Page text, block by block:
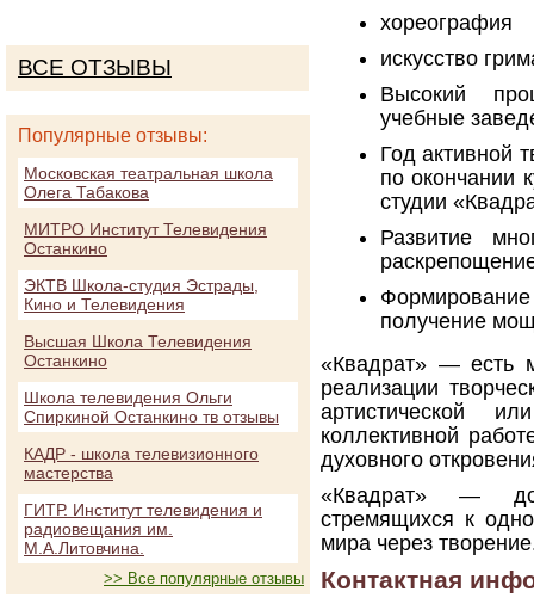
хореография
искусство
Высокий
учебные
Год активной
по окончании
студии
Развитие
получение
«Квадрат» — есть
реализации
артистической
коллективной
духовного
«Квадрат» —
стремящихся к
мира через
Контактная
ВСЕ ОТЗЫВЫ
Популярные отзывы:
Московская театральная школа
Олега Табакова
МИТРО Институт Телевидения
Останкино
ЭКТВ Школа-студия Эстрады,
Кино и Телевидения
Высшая Школа Телевидения
Останкино
Школа телевидения Ольги
Спиркиной Останкино тв отзывы
КАДР - школа телевизионного
мастерства
ГИТР. Институт телевидения и
радиовещания им.
М.А.Литовчина.
>> Все популярные отзывы